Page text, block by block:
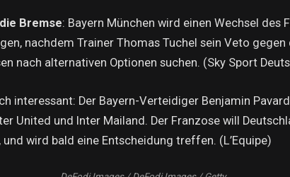
Bremse: Bayern München wird einen Wechsel des
nachdem Trainer Thomas Tuchel sein Veto
nach alternativen Optionen suchen. (Sky Sport
interessant: Der Bayern-Verteidiger Benjamin
United und Inter Mailand. Der Franzose will
wird bald eine Entscheidung treffen. (L’Equipe)